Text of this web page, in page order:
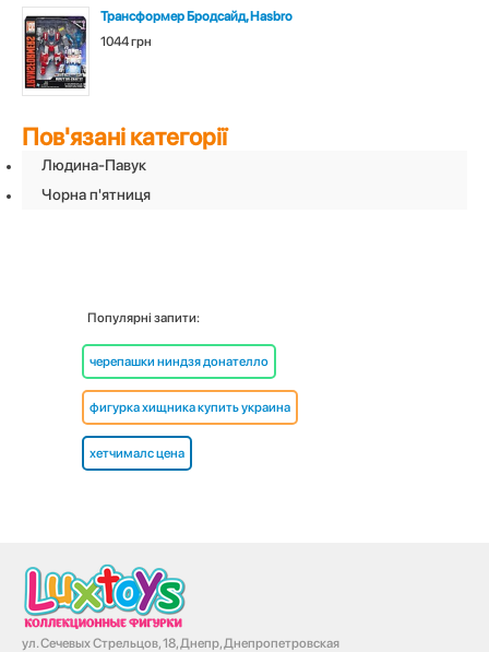
Трансформер Бродсайд, Hasbro
1044 грн
Пов'язані категорії
Людина-Павук
Чорна п'ятниця
Популярні запити:
черепашки ниндзя донателло
фигурка хищника купить украина
хетчималс цена
ул. Сечевых Стрельцов, 18, Днепр, Днепропетровская